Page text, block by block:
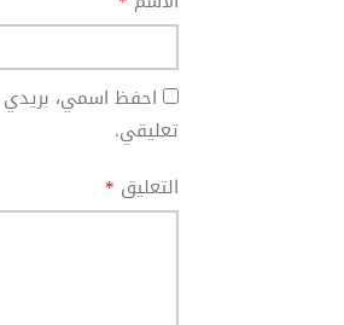
احفظ اسمي، بريدي
تعليقي.
التعليق *